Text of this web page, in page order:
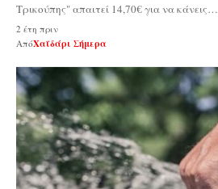
Τρικούπης" απαιτεί 14,70€ για να κάνεις…
2 έτη πριν
ΑπόΧαϊδάρι Σήμερα